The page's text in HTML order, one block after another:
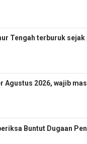
Tengah terburuk
Agustus 2026, wajib
Buntut Dugaan